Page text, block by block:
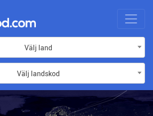
Välj land
Välj landskod